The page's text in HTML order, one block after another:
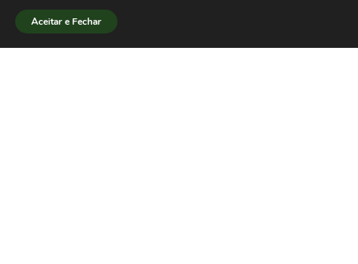
tecnologia no país”, explica o
presidente Elias Machado.[/lang_pt]
Aceitar e Fechar